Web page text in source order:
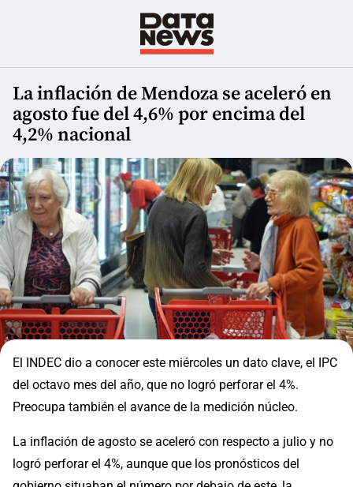
La inflación de Mendoza se aceleró en
agosto fue del 4,6% por encima del
4,2% nacional
El INDEC dio a conocer este miércoles un dato clave, el IPC
del octavo mes del año, que no logró perforar el 4%.
Preocupa también el avance de la medición núcleo.
La inflación de agosto se aceleró con respecto a julio y no
logró perforar el 4%, aunque que los pronósticos del